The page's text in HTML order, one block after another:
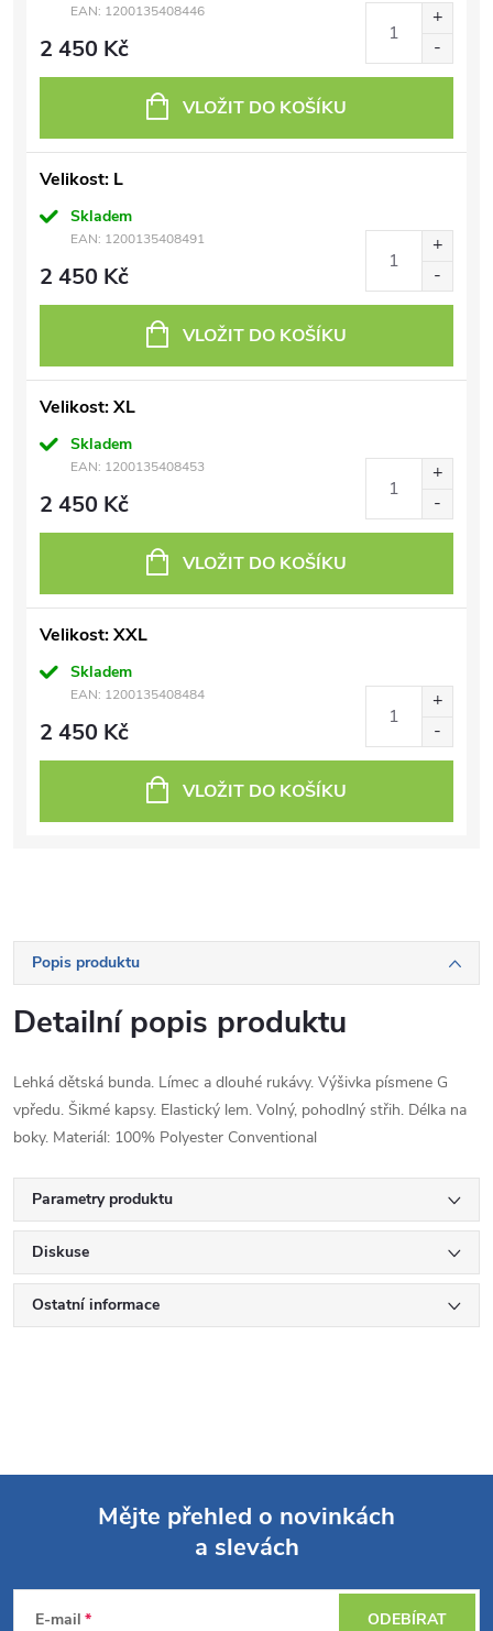
EAN: 1200135408446
2 450 Kč
VLOŽIT DO KOŠÍKU
Velikost: L
Skladem
EAN: 1200135408491
2 450 Kč
VLOŽIT DO KOŠÍKU
Velikost: XL
Skladem
EAN: 1200135408453
2 450 Kč
VLOŽIT DO KOŠÍKU
Velikost: XXL
Skladem
EAN: 1200135408484
2 450 Kč
VLOŽIT DO KOŠÍKU
Popis produktu
Detailní popis produktu
Lehká dětská bunda. Límec a dlouhé rukávy. Výšivka písmene G
vpředu. Šikmé kapsy. Elastický lem. Volný, pohodlný střih. Délka na
boky. Materiál: 100% Polyester Conventional
Parametry produktu
Diskuse
Ostatní informace
Mějte přehled o novinkách
a slevách
E-mail ODEBÍRAT